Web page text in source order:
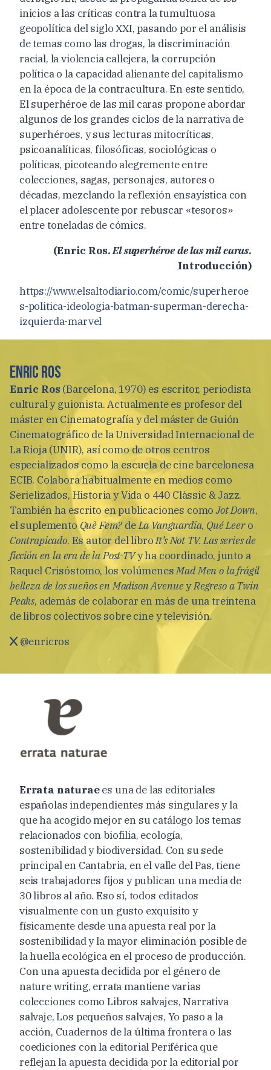
inicios a las críticas contra la tumultuosa
geopolítica del siglo XXI, pasando por el análisis
de temas como las drogas, la discriminación
racial, la violencia callejera, la corrupción
política o la capacidad alienante del capitalismo
en la época de la contracultura. En este sentido,
El superhéroe de las mil caras propone abordar
algunos de los grandes ciclos de la narrativa de
superhéroes, y sus lecturas mitocríticas,
psicoanalíticas, filosóficas, sociológicas o
políticas, picoteando alegremente entre
colecciones, sagas, personajes, autores o
décadas, mezclando la reflexión ensayística con
el placer adolescente por rebuscar «tesoros»
entre toneladas de cómics.
(Enric Ros.El superhéroe de las mil caras.
Introducción)
https://www.elsaltodiario.com/comic/superheroe
s-politica-ideologia-batman-superman-derecha-
izquierda-marvel
Enric Ros
Enric Ros (Barcelona, 1970) es escritor, periodista
cultural y guionista. Actualmente es profesor del
máster en Cinematografía y del máster de Guión
Cinematográfico de la Universidad Internacional de
La Rioja (UNIR), así como de otros centros
especializados como la escuela de cine barcelonesa
ECIB. Colabora habitualmente en medios como
Serielizados, Historia y Vida o 440 Clàssic & Jazz.
También ha escrito en publicaciones comoJot Down,
el suplementoQuè Fem? deLa Vanguardia, Qué Leero
Contrapicado. Es autor del libroIt’s Not TV. Las series de
ficción en la era de la Post-TVy ha coordinado, junto a
Raquel Crisóstomo, los volúmenesMad Men o la frágil
belleza de los sueños en Madison AvenueyRegreso a Twin
Peaks, además de colaborar en más de una treintena
de libros colectivos sobre cine y televisión.
@enricros
Errata naturaees una de las editoriales
españolas independientes más singulares y la
que ha acogido mejor en su catálogo los temas
relacionados con biofilia, ecología,
sostenibilidad y biodiversidad. Con su sede
principal en Cantabria, en el valle del Pas, tiene
seis trabajadores fijos y publican una media de
30 libros al año. Eso sí, todos editados
visualmente con un gusto exquisito y
físicamente desde una apuesta real por la
sostenibilidad y la mayor eliminación posible de
la huella ecológica en el proceso de producción.
Con una apuesta decidida por el género de
nature writing, errata mantiene varias
colecciones como Libros salvajes, Narrativa
salvaje, Los pequeños salvajes, Yo paso a la
acción, Cuadernos de la última frontera o las
coediciones con la editorial Periférica que
reflejan la apuesta decidida por la editorial por